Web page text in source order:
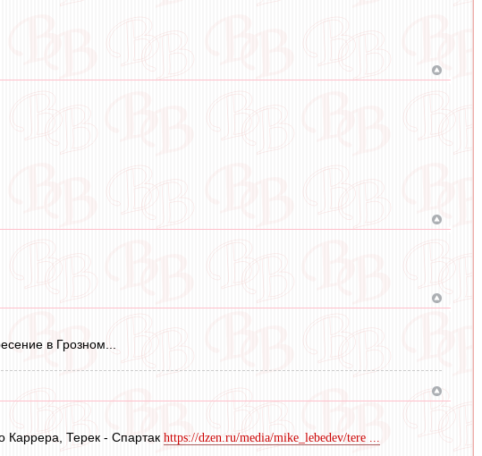
в Грозном...
Каррера, Терек - Спартак https://dzen.ru/media/mike_lebedev/tere ...